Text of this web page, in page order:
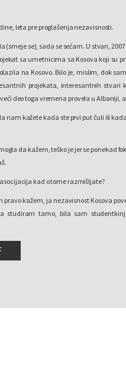
leta pre proglašenja nezavisnosti.
(smeje se), sada se sećam. U stvari,
sa umetnicima sa Kosova koji su
na Kosovo. Bilo je, mislim, dok
projekata, interesantnih stvari
deo toga vremena provela u Albaniji,
nam kažete kada ste prvi put čuli ili
da kažem, teško je jer se ponekad
kad o tome razmišljate?
pravo kažem, ja nezavisnost Kosova
studiram tamo, bila sam
ja sam bila tamo. Tako da kada
bila ovde, ja to uvek povezujem sa